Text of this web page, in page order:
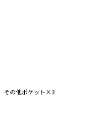
その他ポケット×3